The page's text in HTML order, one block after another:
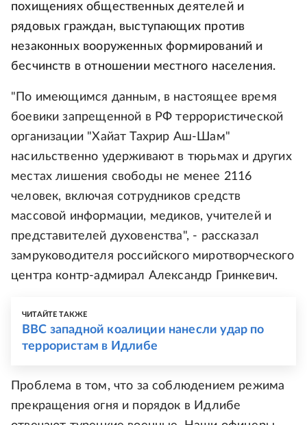
похищениях общественных деятелей и
рядовых граждан, выступающих против
незаконных вооруженных формирований и
бесчинств в отношении местного населения.
"По имеющимся данным, в настоящее время
боевики запрещенной в РФ террористической
организации "Хайат Тахрир Аш-Шам"
насильственно удерживают в тюрьмах и других
местах лишения свободы не менее 2116
человек, включая сотрудников средств
массовой информации, медиков, учителей и
представителей духовенства", - рассказал
замруководителя российского миротворческого
центра контр-адмирал Александр Гринкевич.
ЧИТАЙТЕ ТАКЖЕ
ВВС западной коалиции нанесли удар по
террористам в Идлибе
Проблема в том, что за соблюдением режима
прекращения огня и порядок в Идлибе